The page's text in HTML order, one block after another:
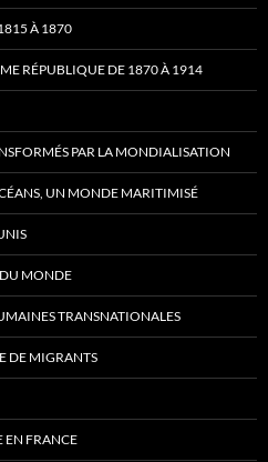
À 1870
RÉPUBLIQUE DE 1870 À 1914
PAR LA MONDIALISATION
UN MONDE MARITIMISÉ
MONDE
TRANSNATIONALES
DE MIGRANTS
EN FRANCE